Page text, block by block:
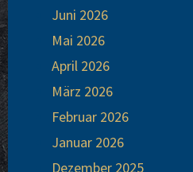
Juni 2026
Mai 2026
April 2026
März 2026
Februar 2026
Januar 2026
Dezember 2025